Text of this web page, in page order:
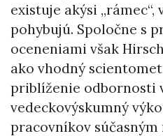
existuje akýsi
pohybujú. Spoločne s
oceneniami však
ako vhodný
priblíženie odbornosti
vedeckovýskumný
pracovníkov